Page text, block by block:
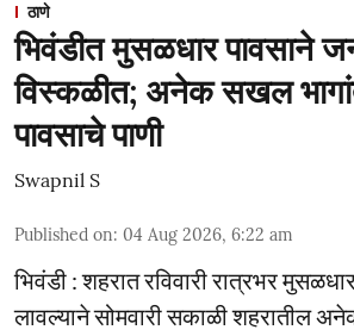
ठाणे
भिवंडीत मुसळधार पावसाने
विस्कळीत; अनेक सखल
पावसाचे पाणी
Swapnil S
Published on: 04 Aug 2026, 6:22 am
भिवंडी : शहरात रविवारी रात्रभर
लावल्याने सोमवारी सकाळी शहरातील